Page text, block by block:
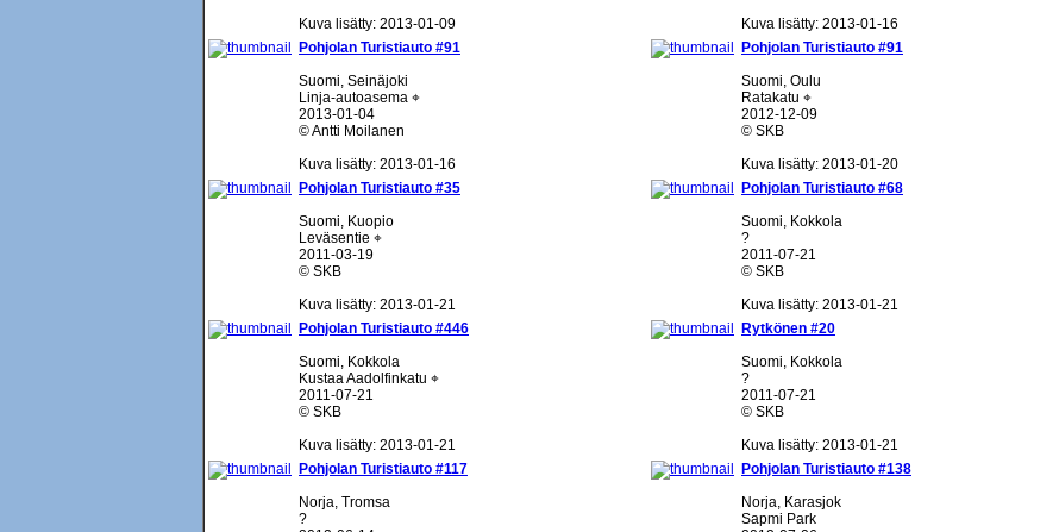
Kuva lisätty: 2013-01-09
Kuva lisätty: 2013-01-16
Pohjolan Turistiauto #91
Suomi, Seinäjoki
Linja-autoasema ⌖
2013-01-04
© Antti Moilanen
Kuva lisätty: 2013-01-16
Pohjolan Turistiauto #91
Suomi, Oulu
Ratakatu ⌖
2012-12-09
© SKB
Kuva lisätty: 2013-01-20
Pohjolan Turistiauto #35
Suomi, Kuopio
Leväsentie ⌖
2011-03-19
© SKB
Kuva lisätty: 2013-01-21
Pohjolan Turistiauto #68
Suomi, Kokkola
?
2011-07-21
© SKB
Kuva lisätty: 2013-01-21
Pohjolan Turistiauto #446
Suomi, Kokkola
Kustaa Aadolfinkatu ⌖
2011-07-21
© SKB
Kuva lisätty: 2013-01-21
Rytkönen #20
Suomi, Kokkola
?
2011-07-21
© SKB
Kuva lisätty: 2013-01-21
Pohjolan Turistiauto #117
Norja, Tromsa
?
Pohjolan Turistiauto #138
Norja, Karasjok
Sapmi Park